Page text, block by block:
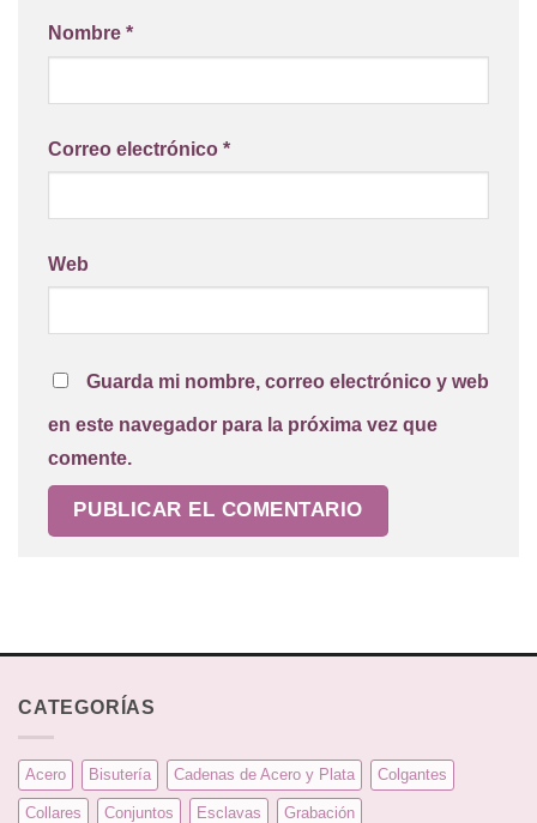
Nombre *
Correo electrónico *
Web
Guarda mi nombre, correo electrónico y web
en este navegador para la próxima vez que
comente.
CATEGORÍAS
Acero Bisutería Cadenas de Acero y Plata Colgantes
Collares Conjuntos Esclavas Grabación